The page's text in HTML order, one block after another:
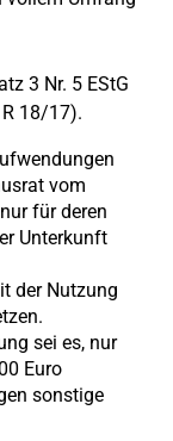
3 Nr. 5 EStG
18/17).
vom
für deren
Unterkunft
der Nutzung
sei es, nur
Euro
sonstige